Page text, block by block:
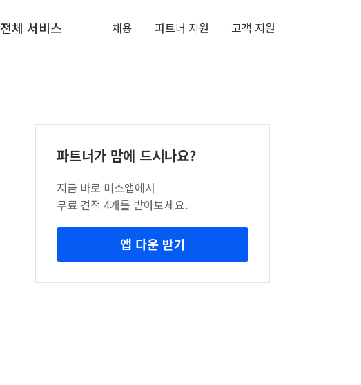
전체 서비스 채용 파트너 지원 고객 지원
파트너가 맘에 드시나요?
지금 바로 미소앱에서
무료 견적 4개를 받아보세요.
앱 다운 받기